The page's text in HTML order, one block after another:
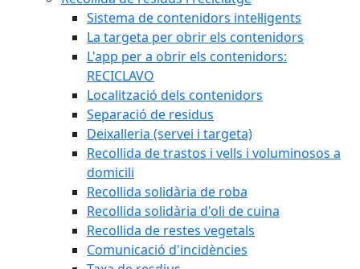
Sistema de contenidors intel·ligents
La targeta per obrir els contenidors
L'app per a obrir els contenidors:
RECICLAVO
Localització dels contenidors
Separació de residus
Deixalleria (servei i targeta)
Recollida de trastos i vells i voluminosos a
domicili
Recollida solidària de roba
Recollida solidària d'oli de cuina
Recollida de restes vegetals
Comunicació d'incidències